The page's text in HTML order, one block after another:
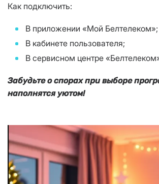
Как подключить:
В приложении «Мой Белтелеком»;
В кабинете пользователя;
В сервисном центре
Забудьте о спорах при выборе
наполнятся уютом!